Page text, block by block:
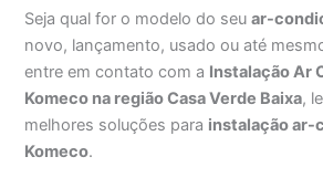
Seja qual for o modelo do seuar-
novo, lançamento, usado ou até
entre em contato com a Instalação Ar
Komeco na região Casa Verde Baixa,
melhores soluções para instalação ar-
Komeco.